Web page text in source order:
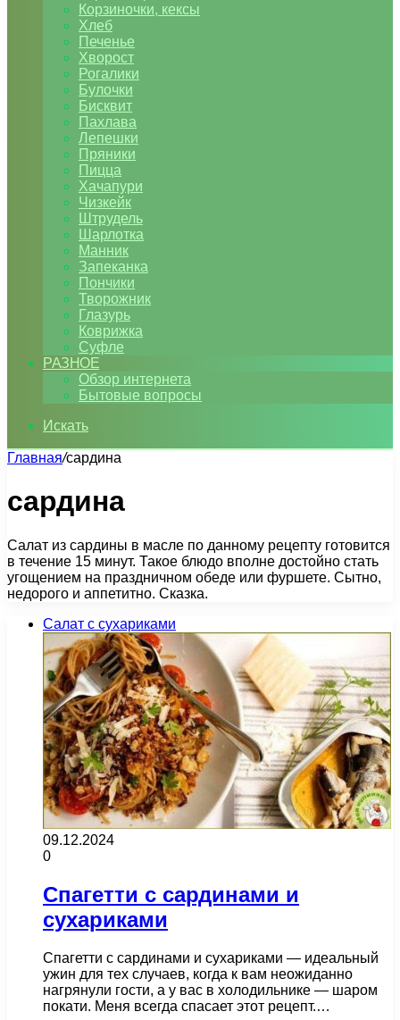
Корзиночки, кексы
Хлеб
Печенье
Хворост
Рогалики
Булочки
Бисквит
Пахлава
Лепешки
Пряники
Пицца
Хачапури
Чизкейк
Штрудель
Шарлотка
Манник
Запеканка
Пончики
Творожник
Глазурь
Коврижка
Суфле
РАЗНОЕ
Обзор интернета
Бытовые вопросы
Искать
Главная/сардина
сардина
Салат из сардины в масле по данному рецепту готовится
в течение 15 минут. Такое блюдо вполне достойно стать
угощением на праздничном обеде или фуршете. Сытно,
недорого и аппетитно. Сказка.
Салат с сухариками
09.12.2024
0
Спагетти с сардинами и
сухариками
Спагетти с сардинами и сухариками — идеальный
ужин для тех случаев, когда к вам неожиданно
нагрянули гости, а у вас в холодильнике — шаром
покати. Меня всегда спасает этот рецепт.…